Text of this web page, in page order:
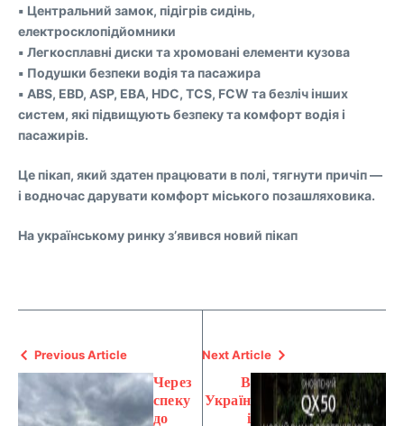
▪️ Центральний замок, підігрів сидінь,
електросклопідйомники
▪️ Легкосплавні диски та хромовані елементи кузова
▪️ Подушки безпеки водія та пасажира
▪️ ABS, EBD, ASP, EBA, HDC, TCS, FCW та безліч інших
систем, які підвищують безпеку та комфорт водія і
пасажирів.
Це пікап, який здатен працювати в полі, тягнути причіп —
і водночас дарувати комфорт міського позашляховика.
На українському ринку з’явився новий пікап
Previous Article
Через
спеку
до
Next Article
В
Україн
і